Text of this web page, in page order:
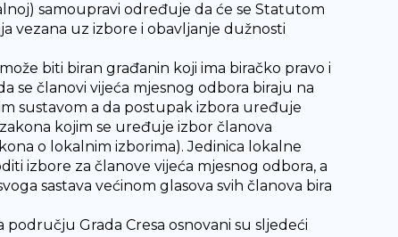
samoupravi određuje da će se Statutom
vezana uz izbore i obavljanje dužnosti
biti biran građanin koji ima biračko pravo i
se članovi vijeća mjesnog odbora biraju na
sustavom a da postupak izbora uređuje
kojim se uređuje izbor članova
o lokalnim izborima). Jedinica lokalne
izbore za članove vijeća mjesnog odbora, a
sastava većinom glasova svih članova bira
području Grada Cresa osnovani su sljedeći